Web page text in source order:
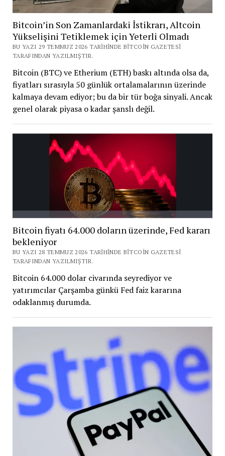
Bitcoin’in Son Zamanlardaki İstikrarı, Altcoin
Yükselişini Tetiklemek için Yeterli Olmadı
BU YAZI 29 TEMMUZ 2026 TARIHINDE BITCOIN GAZETESI
TARAFINDAN YAZILMIŞTIR.
Bitcoin (BTC) ve Etherium (ETH) baskı altında olsa da,
fiyatları sırasıyla 50 günlük ortalamalarının üzerinde
kalmaya devam ediyor; bu da bir tür boğa sinyali. Ancak
genel olarak piyasa o kadar şanslı değil.
Bitcoin fiyatı 64.000 doların üzerinde, Fed kararı
bekleniyor
BU YAZI 28 TEMMUZ 2026 TARIHINDE BITCOIN GAZETESI
TARAFINDAN YAZILMIŞTIR.
Bitcoin 64.000 dolar civarında seyrediyor ve
yatırımcılar Çarşamba günkü Fed faiz kararına
odaklanmış durumda.